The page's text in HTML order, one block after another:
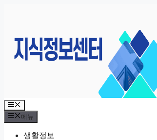
메
뉴
메뉴
생활정보